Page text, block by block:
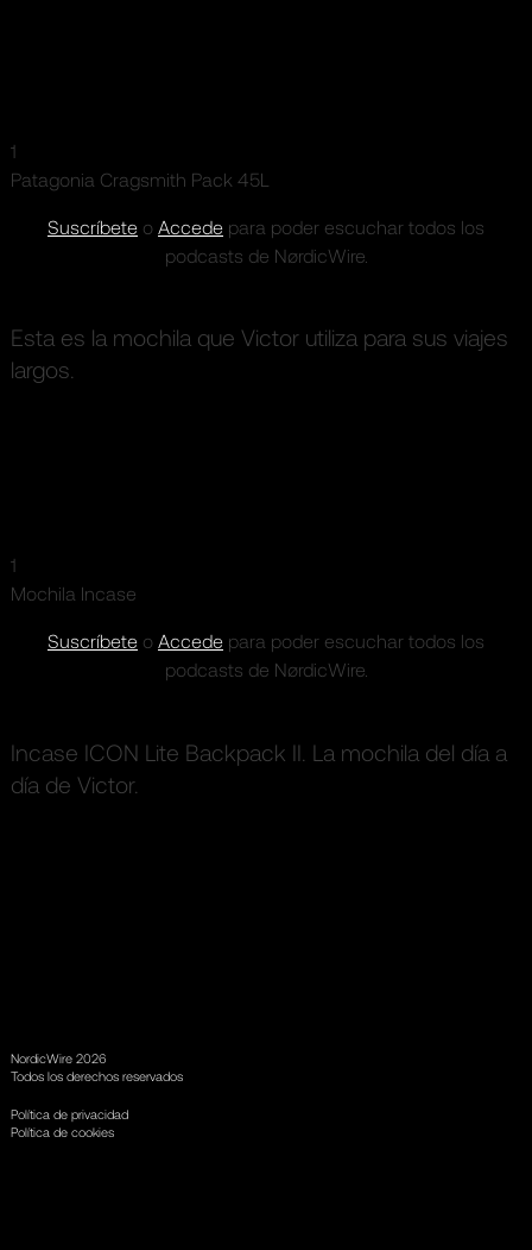
1
Patagonia Cragsmith Pack 45L
Suscríbete o Accede para poder escuchar todos los
podcasts de NørdicWire.
Esta es la mochila que Victor utiliza para sus viajes
largos.
1
Mochila Incase
Suscríbete o Accede para poder escuchar todos los
podcasts de NørdicWire.
Incase ICON Lite Backpack II. La mochila del día a
día de Victor.
NordicWire 2026
Todos los derechos reservados
Política de privacidad
Política de cookies